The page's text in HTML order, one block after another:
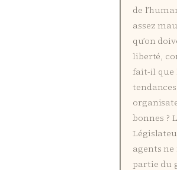
de
assez
qu’on
liberté,
fait-il que
bonnes ?
agents
partie du